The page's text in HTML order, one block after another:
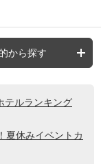
から探す
テルランキング
夏休みイベントカ